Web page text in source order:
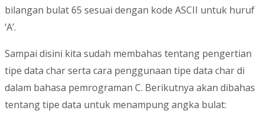
bilangan bulat 65 sesuai dengan kode ASCII untuk huruf
‘A’.
Sampai disini kita sudah membahas tentang pengertian
tipe data char serta cara penggunaan tipe data char di
dalam bahasa pemrograman C. Berikutnya akan dibahas
tentang tipe data untuk menampung angka bulat: